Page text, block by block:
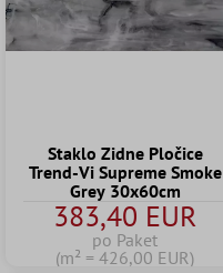
Staklo Zidne Pločice
Trend-Vi Supreme Smoke
Grey 30x60cm
383,40 EUR
po Paket
(m² = 426,00 EUR)